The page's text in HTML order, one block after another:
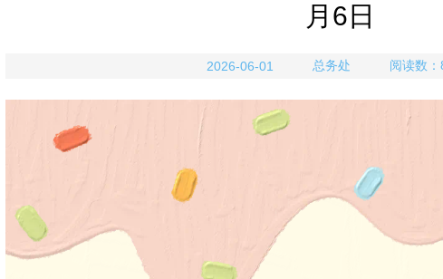
月6日
2026-06-01 总务处 阅读数：